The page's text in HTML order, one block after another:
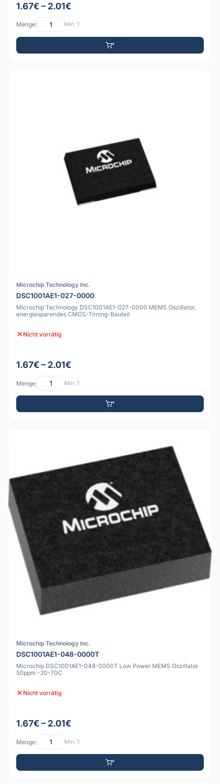
1.67€ – 2.01€
Menge: Min: 1
Microchip Technology Inc.
DSC1001AE1-027-0000
Microchip Technology DSC1001AE1-027-0000 MEMS Oszillator,
energiesparendes CMOS-Timing-Bauteil
Nicht vorrätig
1.67€ – 2.01€
Menge: Min: 1
Microchip Technology Inc.
DSC1001AE1-048-0000T
Microchip DSC1001AE1-048-0000T Low Power MEMS Oszillator
50ppm -20-70C
Nicht vorrätig
1.67€ – 2.01€
Menge: Min: 1